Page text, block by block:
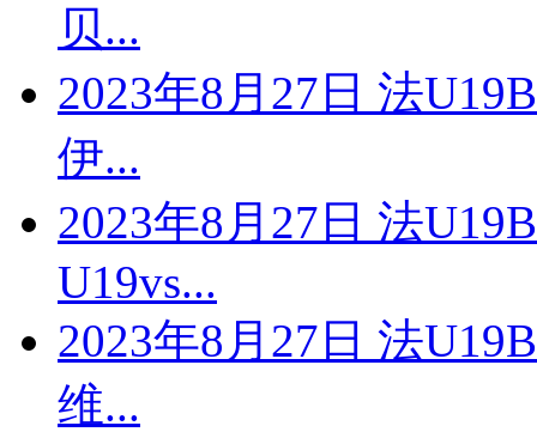
贝...
2023年8月27日 法
伊...
2023年8月27日 法
U19vs...
2023年8月27日 法
维...